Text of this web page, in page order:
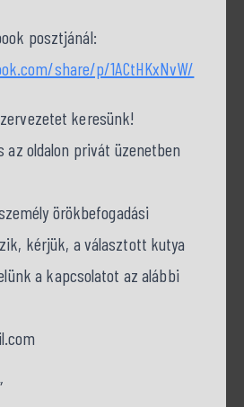
posztjánál:
share/p/1ACtHKxNvW/
keresünk!
az oldalon privát üzenetben
örökbefogadási
kérjük, a választott kutya
a kapcsolatot az alábbi